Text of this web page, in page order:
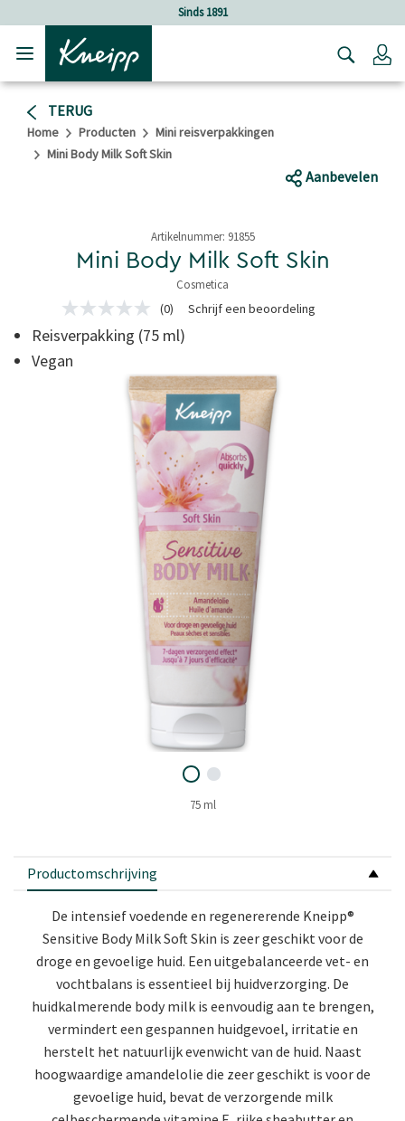
Verder gaan naar hoofdinhoud.Sinds 1891
TERUG
Home Producten
Mini reisverpakkingen
Mini Body Milk Soft Skin
Aanbevelen
Artikelnummer: 91855
Mini Body Milk Soft Skin
Cosmetica
4,9 van 5 sterren
Geen
scorewaarde
Dezelfde
paginalink.
(0) Schrijf een beoordeling
Reisverpakking (75 ml)
Vegan
75 ml
Productomschrijving
De intensief voedende en regenererende Kneipp®
Sensitive Body Milk Soft Skin is zeer geschikt voor de
droge en gevoelige huid. Een uitgebalanceerde vet- en
vochtbalans is essentieel bij huidverzorging. De
huidkalmerende body milk is eenvoudig aan te brengen,
vermindert een gespannen huidgevoel, irritatie en
herstelt het natuurlijk evenwicht van de huid. Naast
hoogwaardige amandelolie die zeer geschikt is voor de
gevoelige huid, bevat de verzorgende milk